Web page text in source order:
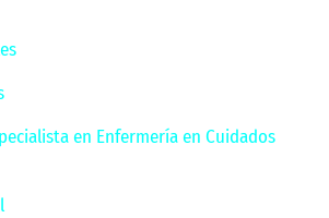
en Enfermería en Cuidados